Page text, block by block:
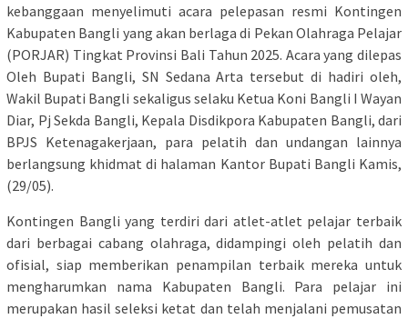
kebanggaan menyelimuti acara pelepasan resmi Kontingen
Kabupaten Bangli yang akan berlaga di Pekan Olahraga Pelajar
(PORJAR) Tingkat Provinsi Bali Tahun 2025. Acara yang dilepas
Oleh Bupati Bangli, SN Sedana Arta tersebut di hadiri oleh,
Wakil Bupati Bangli sekaligus selaku Ketua Koni Bangli I Wayan
Diar, Pj Sekda Bangli, Kepala Disdikpora Kabupaten Bangli, dari
BPJS Ketenagakerjaan, para pelatih dan undangan lainnya
berlangsung khidmat di halaman Kantor Bupati Bangli Kamis,
(29/05).
Kontingen Bangli yang terdiri dari atlet-atlet pelajar terbaik
dari berbagai cabang olahraga, didampingi oleh pelatih dan
ofisial, siap memberikan penampilan terbaik mereka untuk
mengharumkan nama Kabupaten Bangli. Para pelajar ini
merupakan hasil seleksi ketat dan telah menjalani pemusatan